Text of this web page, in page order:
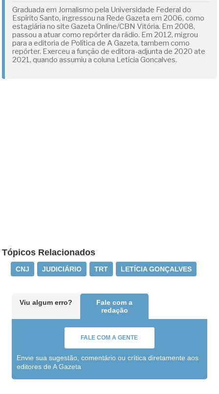
Graduada em Jornalismo pela Universidade Federal do
Espírito Santo, ingressou na Rede Gazeta em 2006, como
estagiária no site Gazeta Online/CBN Vitória. Em 2008,
passou a atuar como repórter da rádio. Em 2012, migrou
para a editoria de Política de A Gazeta, tambem como
repórter. Exerceu a função de editora-adjunta de 2020 ate
2021, quando assumiu a coluna Letícia Goncalves.
Tópicos Relacionados
CNJ JUDICIÁRIO TRT LETÍCIA GONÇALVES
Viu algum erro?
Fale com a
redação
FALE COM A GENTE
Envie sua sugestão, comentário ou crítica diretamente aos
editores de A Gazeta